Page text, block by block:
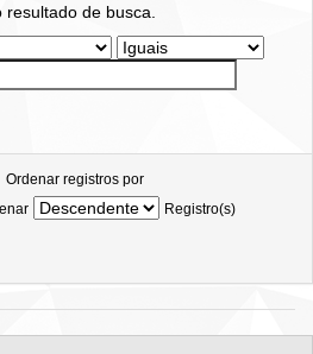
de busca.
Ordenar registros por
Registro(s)